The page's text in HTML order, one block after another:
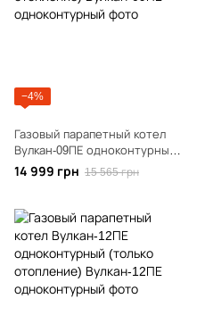
−4%
Газовый парапетный котел
Вулкан-09ПЕ одноконтурный
(только отопление)
14 999 грн 15 565 грн